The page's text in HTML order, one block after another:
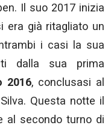
Il suo 2017 inizia
era già ritagliato un
i casi la sua
dalla sua prima
2016, conclusasi al
Questa notte il
al secondo turno di